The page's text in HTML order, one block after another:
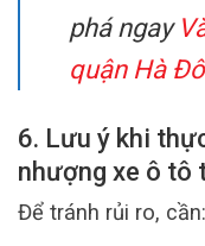
phá ngay
quận Hà
6. Lưu ý khi
nhượng xe ô tô
Để tránh rủi ro, cần: